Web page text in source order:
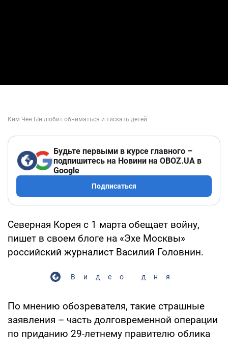
Будьте первыми в курсе главного –
подпишитесь на Новини на OBOZ.UA в
Google
Подписаться
Северная Корея с 1 марта обещает войну,
пишет в своем блоге на «Эхе Москвы»
российский журналист Василий Головнин.
Видео дня
По мнению обозревателя, такие страшные
заявления – часть долговременной операции
по приданию 29-летнему правителю облика